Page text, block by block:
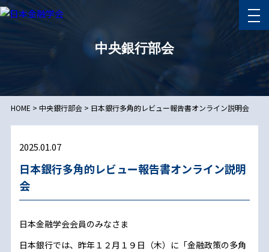
中央銀行部会
HOME > 中央銀行部会> 日本銀行多角的レビュー報告書オンライン説明会
2025.01.07
日本銀行多角的レビュー報告書オンライン説明
会
日本金融学会会員のみなさま
日本銀行では、昨年１２月１９日（木）に「金融政策の多角